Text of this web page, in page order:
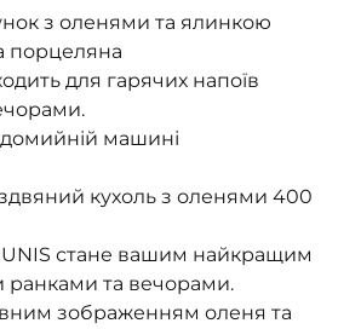
з оленями та ялинкою
порцеляна
для гарячих напоїв
машині
кухоль з оленями 400
UNIS стане вашим найкращим
та вечорами.
зображенням оленя та